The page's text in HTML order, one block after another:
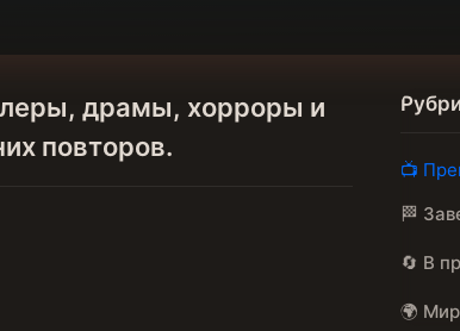
драмы, хорроры и
повторов.
📺
🏁
🔄 В
🌍